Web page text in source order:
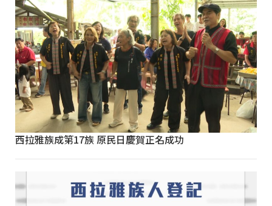
西拉雅族成第17族 原民日慶賀正名成功